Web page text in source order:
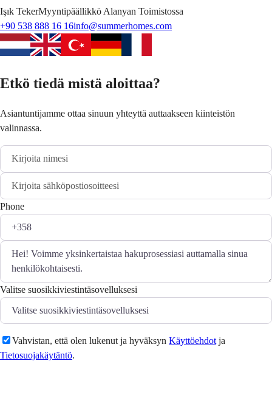
Işık TekerMyyntipäällikkö Alanyan Toimistossa
+90 538 888 16 16info@summerhomes.com
Etkö tiedä mistä aloittaa?
Asiantuntijamme ottaa sinuun yhteyttä auttaakseen kiinteistön
valinnassa.
Phone
Valitse suosikkiviestintäsovelluksesi
Vahvistan, että olen lukenut ja hyväksyn Käyttöehdot ja
Tietosuojakäytäntö.